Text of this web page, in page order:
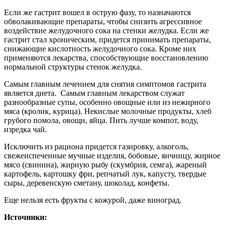
Если же гастрит вошел в острую фазу, то назначаются
обволакивающие препараты, чтобы снизить агрессивное
воздействие желудочного сока на стенки желудка. Если же
гастрит стал хроническим, придется принимать препараты,
снижающие кислотность желудочного сока. Кроме них
применяются лекарства, способствующие восстановлению
нормальной структуры стенок желудка.
Самым главным лечением для снятия симптомов гастрита
является диета. Самым главным лекарством служат
разнообразные супы, особенно овощные или из нежирного
мяса (кролик, курица). Некислые молочные продукты, хлеб
грубого помола, овощи, яйца. Пить лучше компот, воду,
изредка чай.
Исключить из рациона придется газировку, алкоголь,
свежеиспеченные мучные изделия, бобовые, яичницу, жирное
мясо (свинина), жирную рыбу (скумбрия, семга), жареный
картофель, картошку фри, репчатый лук, капусту, твердые
сыры, деревенскую сметану, шоколад, конфеты.
Еще нельзя есть фрукты с кожурой, даже виноград.
Источники: